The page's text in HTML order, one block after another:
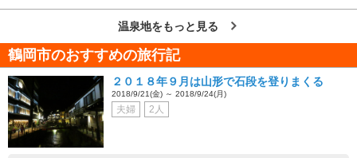
温泉地をもっと見る
鶴岡市のおすすめの旅行記
２０１８年９月は山形で石段を登りまくる
2018/9/21(金) ～ 2018/9/24(月)
夫婦 2人